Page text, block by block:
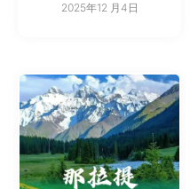
2025年12 月4日